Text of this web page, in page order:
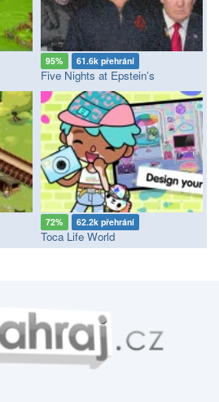
95% 61.6k přehrání
Five Nights at Epstein’s
72% 62.2k přehrání
Toca Life World